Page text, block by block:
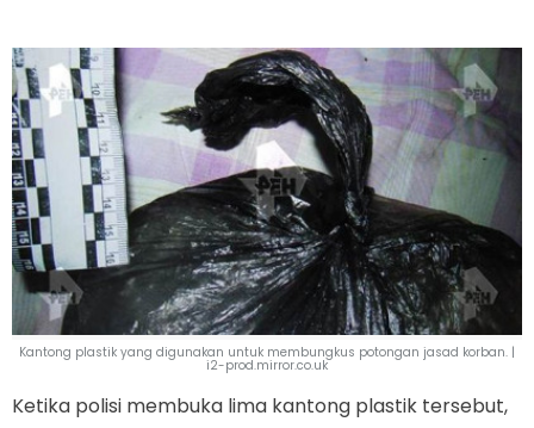
Kantong plastik yang digunakan untuk membungkus potongan jasad korban. |
i2-prod.mirror.co.uk
Ketika polisi membuka lima kantong plastik tersebut,